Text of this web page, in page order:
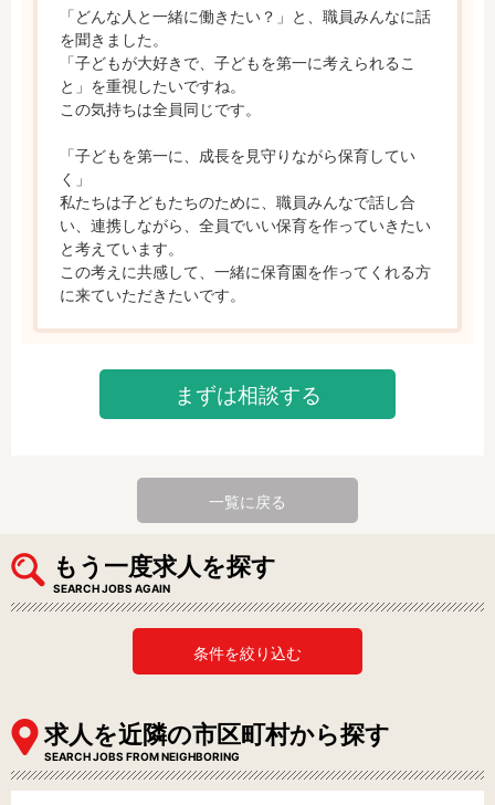
「どんな人と一緒に働きたい？」と、職員みんなに話
を聞きました。
「子どもが大好きで、子どもを第一に考えられるこ
と」を重視したいですね。
この気持ちは全員同じです。
「子どもを第一に、成長を見守りながら保育してい
く」
私たちは子どもたちのために、職員みんなで話し合
い、連携しながら、全員でいい保育を作っていきたい
と考えています。
この考えに共感して、一緒に保育園を作ってくれる方
に来ていただきたいです。
まずは相談する
一覧に戻る
もう一度求人を探す
SEARCH JOBS AGAIN
条件を絞り込む
求人を近隣の市区町村から探す
SEARCH JOBS FROM NEIGHBORING